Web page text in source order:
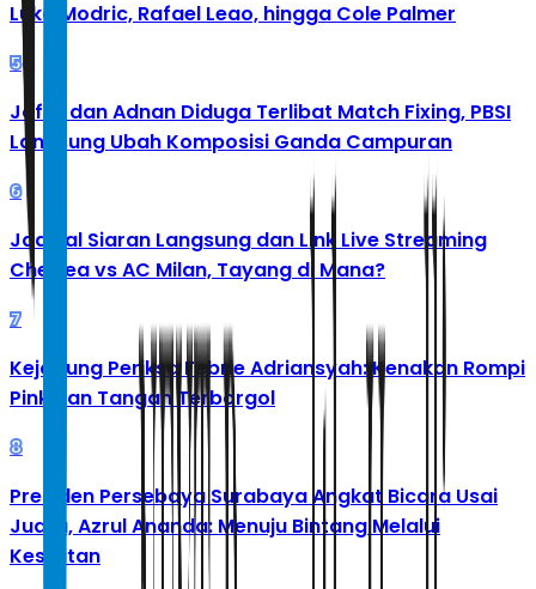
Luka Modric, Rafael Leao, hingga Cole Palmer
5
Jafar dan Adnan Diduga Terlibat Match Fixing, PBSI
Langsung Ubah Komposisi Ganda Campuran
6
Jadwal Siaran Langsung dan Link Live Streaming
Chelsea vs AC Milan, Tayang di Mana?
7
Kejagung Periksa Febrie Adriansyah: Kenakan Rompi
Pink dan Tangan Terborgol
8
Presiden Persebaya Surabaya Angkat Bicara Usai
Juara, Azrul Ananda: Menuju Bintang Melalui
Kesulitan